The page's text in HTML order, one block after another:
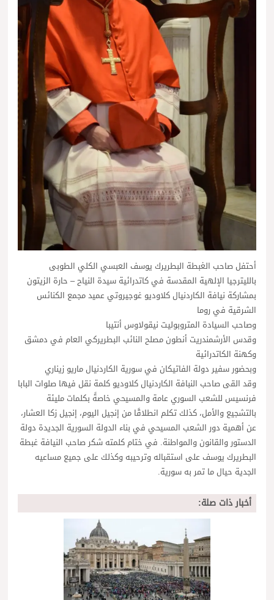
أحتفل صاحب الغبطة البطريرك يوسف العبسي الكلي الطوبى
بالليترجيا الإلهية المقدسة في كاتدرائية سيدة النياح – حارة الزيتون
بمشاركة نيافة الكاردنيال كلاوديو غوجيروتي عميد مجمع الكنائس
الشرقية في روما
وصاحب السيادة المتروبوليت نيقولاوس أنتيبا
وقدس الأرشمندريت أنطون مصلح النائب البطريركي العام في دمشق
وكهنة الكاتدرائية
وبحضور سفير دولة الفاتيكان في سورية الكاردنيال ماريو زيناري
وقد القى صاحب النبافة الكاردنيال كلاوديو كلمة نقل فيها صلوات البابا
فرنسيس للشعب السوري عامة والمسيحي خاصةً بكلمات مليئة
بالتشجيع والأمل، كذلك تكلم انطلاقًا من إنجيل اليوم، إنجيل زكا العشار،
عن أهمية دور الشعب المسيحي في بناء الدولة السورية الجديدة دولة
الدستور والقانون والمواطنة. في ختام كلمته شكر صاحب النيافة غبطة
البطريرك يوسف على استقباله وترحيبه وكذلك على جميع مساعيه
الجدية حيال ما تمر به سورية.
أخبار ذات صلة: